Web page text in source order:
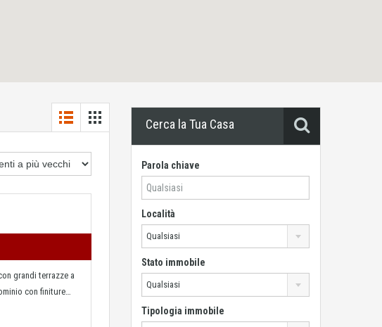
grandi terrazze a
con finiture…
Cerca la Tua Casa
Parola chiave
Località
Qualsiasi
Stato immobile
Qualsiasi
Tipologia immobile